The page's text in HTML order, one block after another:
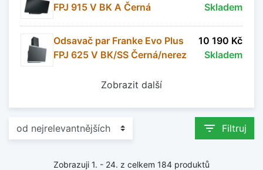
FPJ 915 V BK A Černá
Skladem
Odsavač par Franke Evo Plus
FPJ 625 V BK/SS Černá/nerez
10 190 Kč
Skladem
Zobrazit další
filter_list Filtruj
Zobrazuji 1. - 24. z celkem 184 produktů